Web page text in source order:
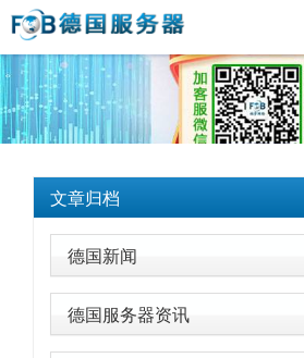
文章归档
德国新闻
德国服务器资讯